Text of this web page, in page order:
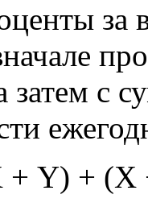
за
затем с
Y) + (Х